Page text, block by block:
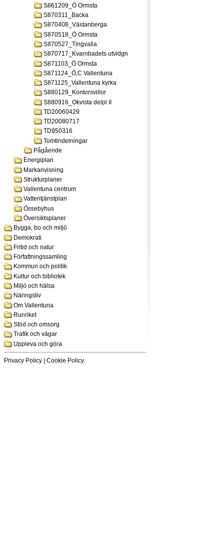
S861209_Ö Ormsta
S870311_Backa
S870408_Västanberga
S870518_Ö Ormsta
S870527_Tingvalla
S870717_Kvarnbadets utvidgn
S871103_Ö Ormsta
S871124_Ö,C Vallentuna
S871125_Vallentuna kyrka
S880129_Kontorsvillor
S880916_Okvista delpl II
TD20060429
TD20080717
TD950316
Tomtindelningar
Pågående
Energiplan
Markanvisning
Strukturplaner
Vallentuna centrum
Vattentjänstplan
Össebyhus
Översiktsplaner
Bygga, bo och miljö
Demokrati
Fritid och natur
Författningssamling
Kommun och politik
Kultur och bibliotek
Miljö och hälsa
Näringsliv
Om Vallentuna
Runriket
Stöd och omsorg
Trafik och vägar
Uppleva och göra
Privacy Policy Cookie Policy